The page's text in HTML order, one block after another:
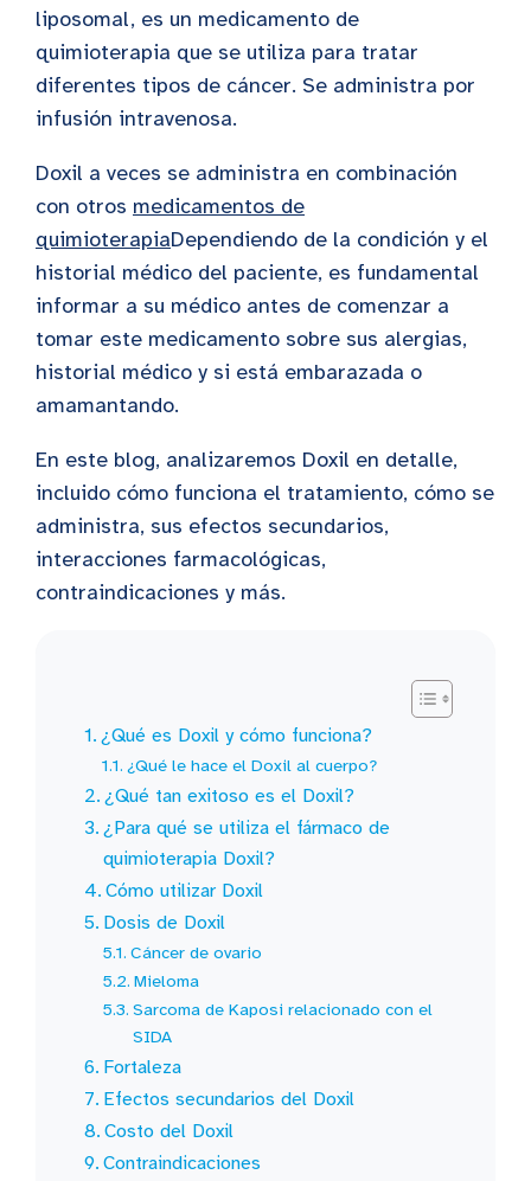
liposomal, es un medicamento de
quimioterapia que se utiliza para tratar
diferentes tipos de cáncer. Se administra por
infusión intravenosa.
Doxil a veces se administra en combinación
con otros medicamentos de
quimioterapiaDependiendo de la condición y el
historial médico del paciente, es fundamental
informar a su médico antes de comenzar a
tomar este medicamento sobre sus alergias,
historial médico y si está embarazada o
amamantando.
En este blog, analizaremos Doxil en detalle,
incluido cómo funciona el tratamiento, cómo se
administra, sus efectos secundarios,
interacciones farmacológicas,
contraindicaciones y más.
¿Qué es Doxil y cómo funciona?
¿Qué le hace el Doxil al cuerpo?
¿Qué tan exitoso es el Doxil?
¿Para qué se utiliza el fármaco de
quimioterapia Doxil?
Cómo utilizar Doxil
Dosis de Doxil
Cáncer de ovario
Mieloma
Sarcoma de Kaposi relacionado con el
SIDA
Fortaleza
Efectos secundarios del Doxil
Costo del Doxil
Contraindicaciones